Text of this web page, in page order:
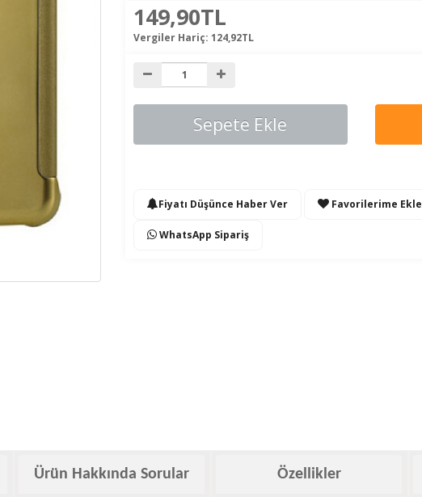
149,90TL
Vergiler Hariç: 124,92TL
Sepete Ekle
Fiyatı Düşünce Haber Ver Favorilerime Ekle
WhatsApp Sipariş
Ürün Hakkında Sorular Özellikler